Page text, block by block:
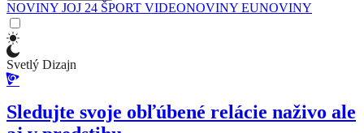
NOVINY JOJ 24 ŠPORT VIDEONOVINY EUNOVINY
Svetlý Dizajn
Sledujte svoje obľúbené relácie naživo ale